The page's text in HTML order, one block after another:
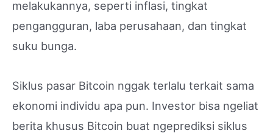
melakukannya, seperti inflasi, tingkat
pengangguran, laba perusahaan, dan tingkat
suku bunga.
Siklus pasar Bitcoin nggak terlalu terkait sama
ekonomi individu apa pun. Investor bisa ngeliat
berita khusus Bitcoin buat ngeprediksi siklus